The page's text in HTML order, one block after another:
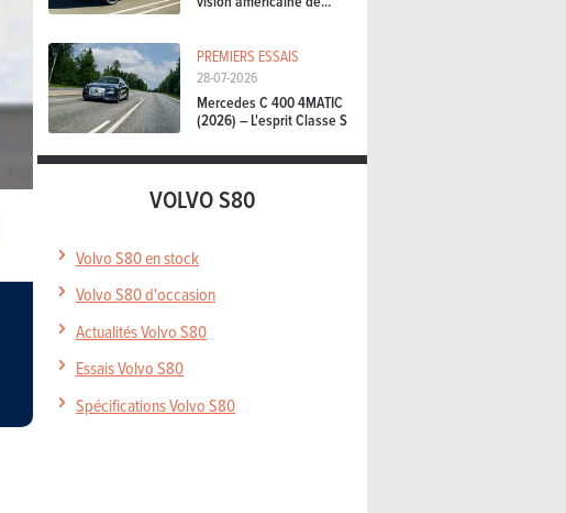
PREMIERS ESSAIS
28-07-2026
Mercedes C 400 4MATIC
(2026) – L'esprit Classe S
VOLVO S80
Volvo S80 en stock
Volvo S80 d'occasion
Actualités Volvo S80
Essais Volvo S80
Spécifications Volvo S80